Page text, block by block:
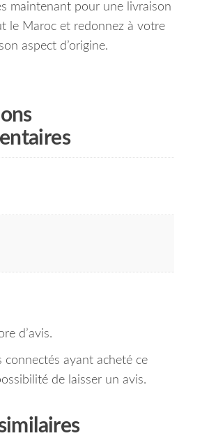
maintenant pour une livraison
le Maroc et redonnez à votre
aspect d’origine.
d’avis.
connectés ayant acheté ce
de laisser un avis.